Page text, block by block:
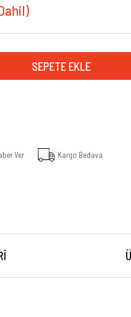
Ver Kargo Bedava